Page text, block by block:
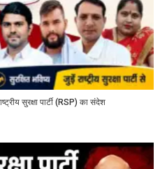
सुरक्षा पार्टी (RSP) का संदेश